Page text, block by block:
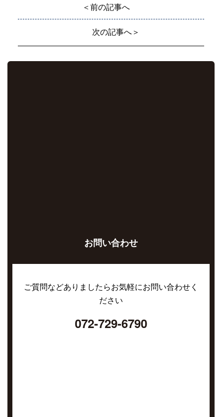
＜前の記事へ
次の記事へ＞
お問い合わせ
ご質問などありましたらお気軽にお問い合わせく
ださい
072-729-6790